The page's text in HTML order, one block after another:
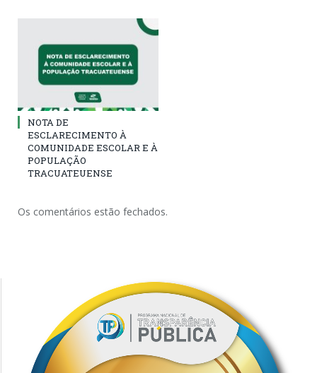
NOTA DE
ESCLARECIMENTO À
COMUNIDADE ESCOLAR E À
POPULAÇÃO
TRACUATEUENSE
Os comentários estão fechados.